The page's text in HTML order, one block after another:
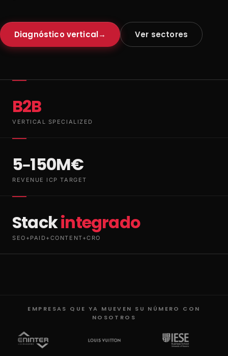
Diagnóstico vertical→ Ver sectores
B2B
VERTICAL SPECIALIZED
5–150M€
REVENUE ICP TARGET
Stackintegrado
SEO+PAID+CONTENT+CRO
EMPRESAS QUE YA MUEVEN SU NÚMERO CON
NOSOTROS